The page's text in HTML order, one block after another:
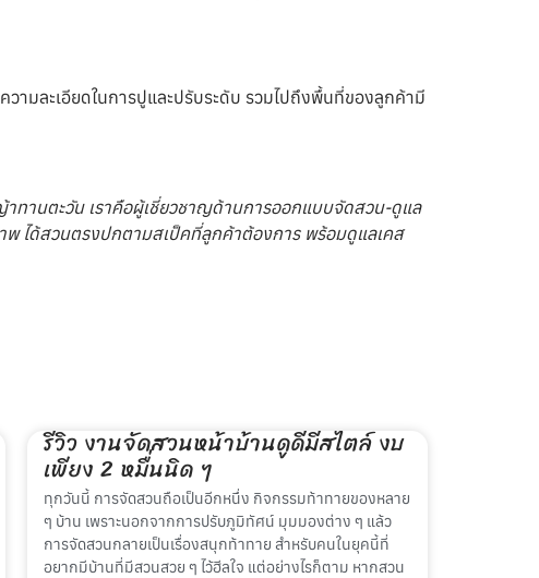
ามละเอียดในการปูและปรับระดับ รวมไปถึงพื้นที่ของลูกค้ามี
ทานตะวัน เราคือผู้เชี่ยวชาญด้านการออกแบบจัดสวน-ดูแล
ได้สวนตรงปกตามสเป็คที่ลูกค้าต้องการ พร้อมดูแลเคส
รีวิว งานจัดสวนหน้าบ้านดูดีมีสไตล์ งบ
เพียง 2 หมื่นนิด ๆ
ทุกวันนี้ การจัดสวนถือเป็นอีกหนึ่ง กิจกรรมท้าทายของหลาย
ๆ บ้าน เพราะนอกจากการปรับภูมิทัศน์ มุมมองต่าง ๆ แล้ว
การจัดสวนกลายเป็นเรื่องสนุกท้าทาย สำหรับคนในยุคนี้ที่
อยากมีบ้านที่มีสวนสวย ๆ ไว้ฮีลใจ แต่อย่างไรก็ตาม หากสวน